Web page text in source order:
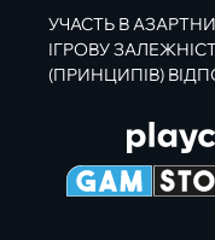
УЧАСТЬ В
ІГРОВУ
(ПРИНЦИПІВ)